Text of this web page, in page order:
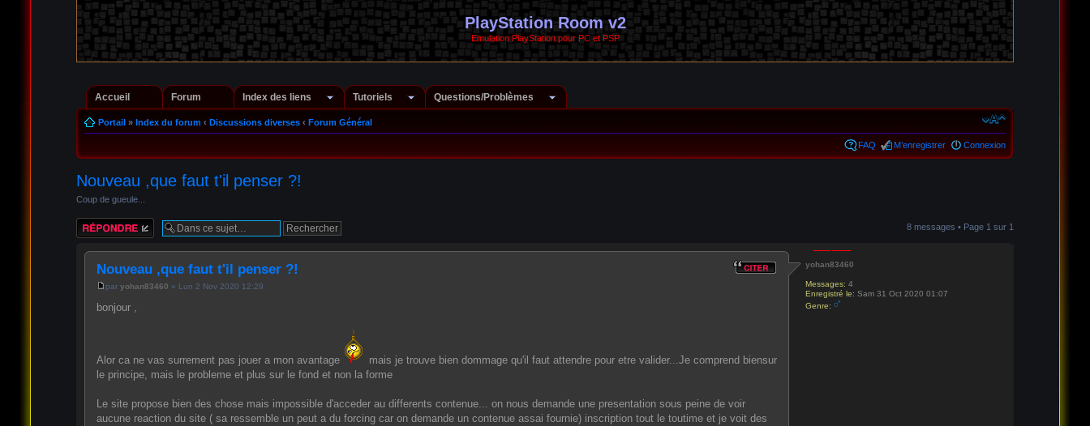
PlayStation Room v2
Emulation PlayStation pour PC et PSP
Accueil Forum Index des liens Tutoriels Questions/Problèmes
Portail» Index du forum ‹ Discussions diverses ‹ Forum Général
FAQ M’enregistrer Connexion
Nouveau ,que faut t'il penser ?!
Coup de gueule...
Répondre 8 messages • Page 1 sur 1
Nouveau ,que faut t'il penser ?!
par yohan83460 » Lun 2 Nov 2020 12:29
bonjour ,
Alor ca ne vas surrement pas jouer a mon avantage
mais je trouve bien dommage qu'il faut attendre pour etre valider...Je comprend biensur
le principe, mais le probleme et plus sur le fond et non la forme
Le site propose bien des chose mais impossible d'acceder au differents contenue... on nous demande une presentation sous peine de voir
aucune reaction du site ( sa ressemble un peut a du forcing car on demande un contenue assai fournie) inscription tout le toutime et je voit des
yohan83460
Messages: 4
Enregistré le: Sam 31 Oct 2020 01:07
Genre: